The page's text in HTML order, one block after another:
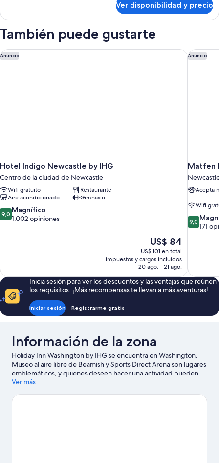
doble
estándar,
cama
Ver disponibilidad y precio
También puede gustarte
Anuncio
Hotel Indigo Newcastle by IHG
Centro de la ciudad de Newcastle
Wifi gratuito
Restaurante
Aire acondicionado
Gimnasio
9.0
de
9,0 Magnífico
1.002 opiniones
El
precio
actual
es
de
US$ 84
US$ 84
US$ 101 en total
impuestos y cargos incluidos
20 ago. - 21 ago.
Hotel Indigo Newcastle by IHG Anuncio
Matfen
Acepta
Wifi
9.0
de
9,0
171
Matfen
Inicia sesión para ver los descuentos y las ventajas que reúnen
los requisitos. ¡Más recompensas te llevan a más aventuras!
Iniciar sesión Registrarme gratis
Información de la zona
Holiday Inn Washington by IHG se encuentra en Washington.
Museo al aire libre de Beamish y Sports Direct Arena son lugares
emblemáticos, y quienes deseen hacer una actividad pueden
visitar Quayside. También vale la pena conocer Beamish
Karting North East. Encontrarás muchas opciones para conocer
Ver más